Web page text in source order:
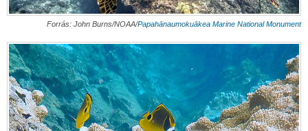
Forrás: John Burns/NOAA/Papahānaumokuākea Marine National Monument